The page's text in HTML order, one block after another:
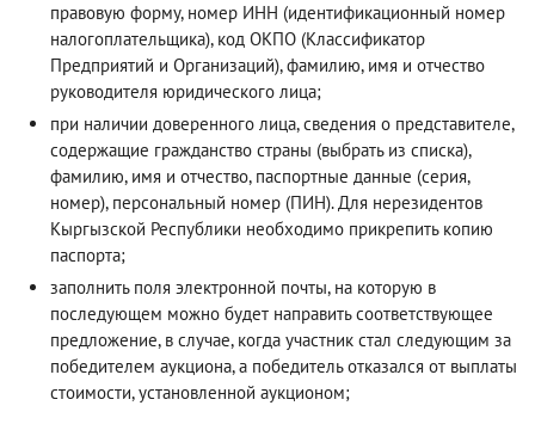
правовую форму, номер ИНН (идентификационный номер
налогоплательщика), код ОКПО (Классификатор
Предприятий и Организаций), фамилию, имя и отчество
руководителя юридического лица;
при наличии доверенного лица, сведения о представителе,
содержащие гражданство страны (выбрать из списка),
фамилию, имя и отчество, паспортные данные (серия,
номер), персональный номер (ПИН). Для нерезидентов
Кыргызской Республики необходимо прикрепить копию
паспорта;
заполнить поля электронной почты, на которую в
последующем можно будет направить соответствующее
предложение, в случае, когда участник стал следующим за
победителем аукциона, а победитель отказался от выплаты
стоимости, установленной аукционом;